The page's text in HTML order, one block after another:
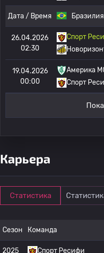
Дата / Время
26.04.2026
02:30
Спорт
19.04.2026
00:00
Америка
Спорт
Карьера
Статистика
Сезон Команда
2025 Спорт Ресифи